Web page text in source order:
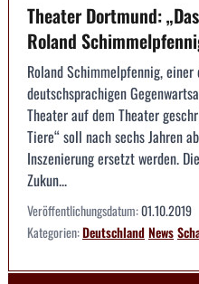
Theater Dortmund:
Roland
Roland Schimmelpfennig,
deutschsprachigen
Theater auf dem Theater
Tiere“ soll nach sechs Jahren
Inszenierung ersetzt werden.
Zukun...
Veröffentlichungsdatum:01.10.2019
Kategorien:DeutschlandNews